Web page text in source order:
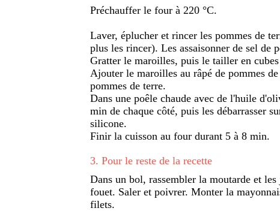
Préchauffer le four à 220 °C.
Laver, éplucher et rincer les pommes de
plus les rincer). Les assaisonner de sel de
Gratter le maroilles, puis le tailler en
Ajouter le maroilles au râpé de pommes
pommes de terre.
Dans une poêle chaude avec de l'huile
min de chaque côté, puis les débarrasser
silicone.
Finir la cuisson au four durant 5 à 8 min.
3. Pour le reste de la recette
Dans un bol, rassembler la moutarde et
fouet. Saler et poivrer. Monter la
filets.